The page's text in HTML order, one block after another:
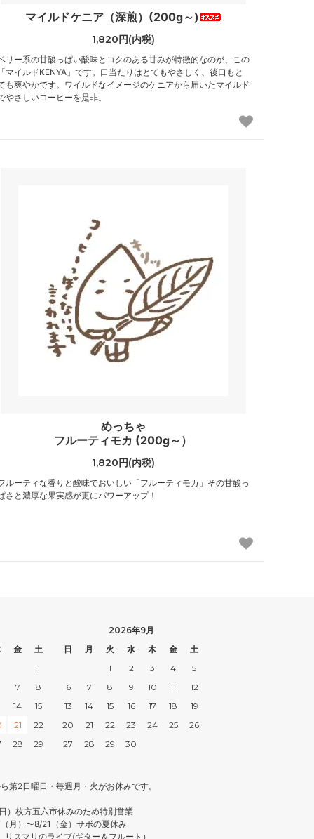
マイルドケニア（深煎）(200g～)
1,820円(内税)
リー系の甘酸っぱい酸味とコクのある甘みが特徴的なのが、この
マイルドKENYA」です。口当たりはとてもやさしく、後口もと
も爽やかです。ワイルドなイメージのケニアから届いたマイルド
やさしいコーヒーを是非。
めっちゃ
フルーティモカ (200g～）
1,820円(内税)
ルーティな香りと酸味でおいしい「フルーティモカ」その甘酸っ
さと濃厚な果実感が更にパワーアップ！
金
土
1
7
8
14
15
21
22
28 29
2026年9月
日
月 火 水 木 金
土
1
2 3 4
5
6
7 8 9 10 11
12
13
14 15 16 17 18
19
20
21 22 23 24 25
26
27
28 29 30
第2日曜日・毎週月・火がお休みです。
）枚方五六市休みのため特別営業
月）〜8/21（金）サボの夏休み
スマリのライブ(ギター＆フルート）